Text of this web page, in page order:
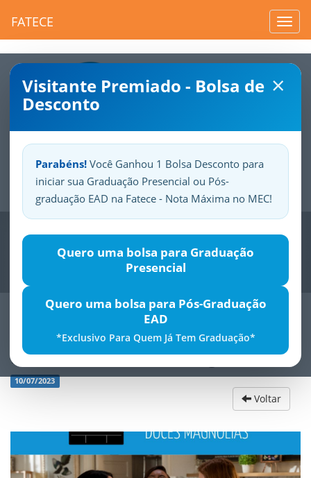
FATECE
×
Visitante Premiado - Bolsa de
Desconto
Parabéns! Você Ganhou 1 Bolsa Desconto para
iniciar sua Graduação Presencial ou Pós-
graduação EAD na Fatece - Nota Máxima no MEC!
Quero uma bolsa para Graduação
Presencial
Quero uma bolsa para Pós-Graduação
EAD
*Exclusivo Para Quem Já Tem Graduação*
SuaFatece.Seuorgulho.
Previous
Dica de sÃ©rie: Doces MagnÃ³lias
10/07/2023
Voltar